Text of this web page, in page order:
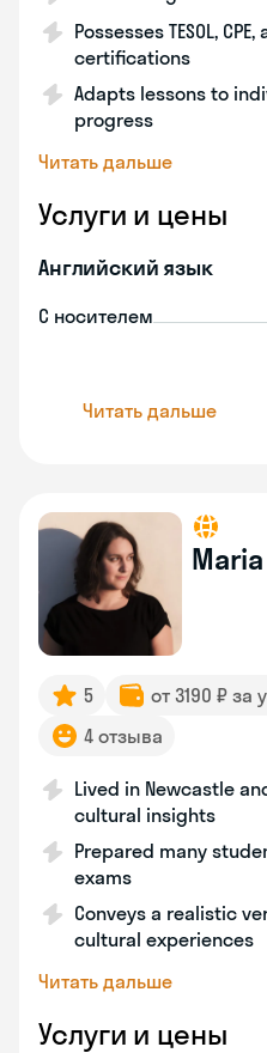
Possesses TESOL,
certifications
Adapts lessons to
progress
Читать дальше
Услуги и цены
Английский язык
С носителем
Читать дальше
Maria
5 от 3190 ₽ за
4 отзыва
Lived in Newcastle
cultural insights
Prepared many
exams
Conveys a realistic
cultural experiences
Читать дальше
Услуги и цены